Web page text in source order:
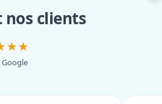
nos clients
Google